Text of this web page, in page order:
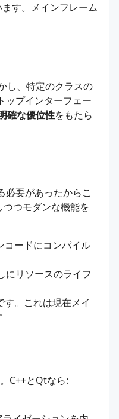
す。メインフレーム
し、特定のクラスの
ップインターフェー
確な優位性をもたら
必要があったからこ
つモダンな機能を
ードにコンパイル
にリソースのライフ
。これは現在メイ
C++とQtなら: